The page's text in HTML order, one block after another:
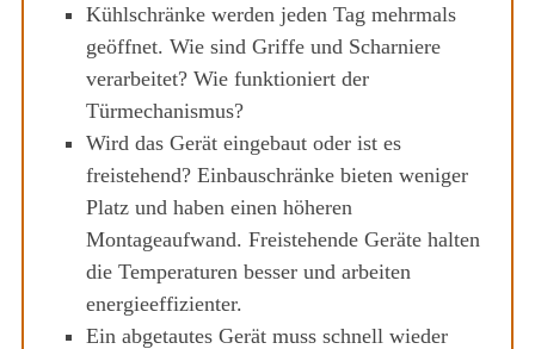
Kühlschränke werden jeden Tag mehrmals
geöffnet. Wie sind Griffe und Scharniere
verarbeitet? Wie funktioniert der
Türmechanismus?
Wird das Gerät eingebaut oder ist es
freistehend? Einbauschränke bieten weniger
Platz und haben einen höheren
Montageaufwand. Freistehende Geräte halten
die Temperaturen besser und arbeiten
energieeffizienter.
Ein abgetautes Gerät muss schnell wieder